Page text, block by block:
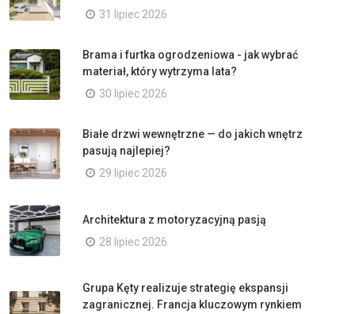
31 lipiec 2026
Brama i furtka ogrodzeniowa - jak wybrać
materiał, który wytrzyma lata?
30 lipiec 2026
Białe drzwi wewnętrzne — do jakich wnętrz
pasują najlepiej?
29 lipiec 2026
Architektura z motoryzacyjną pasją
28 lipiec 2026
Grupa Kęty realizuje strategię ekspansji
zagranicznej. Francja kluczowym rynkiem